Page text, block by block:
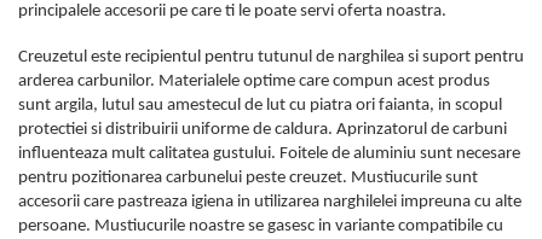
principalele accesorii pe care ti le poate servi oferta noastra.
Creuzetul este recipientul pentru tutunul de narghilea si suport pentru
arderea carbunilor. Materialele optime care compun acest produs
sunt argila, lutul sau amestecul de lut cu piatra ori faianta, in scopul
protectiei si distribuirii uniforme de caldura. Aprinzatorul de carbuni
influenteaza mult calitatea gustului. Foitele de aluminiu sunt necesare
pentru pozitionarea carbunelui peste creuzet. Mustiucurile sunt
accesorii care pastreaza igiena in utilizarea narghilelei impreuna cu alte
persoane. Mustiucurile noastre se gasesc in variante compatibile cu